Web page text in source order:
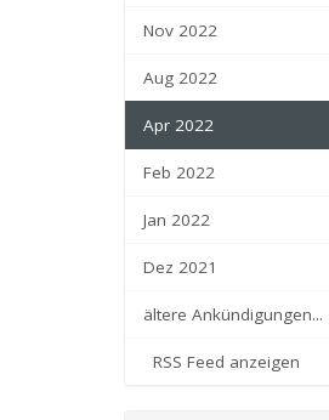
Nov 2022
Aug 2022
Apr 2022
Feb 2022
Jan 2022
Dez 2021
ältere Ankündigungen...
RSS Feed anzeigen